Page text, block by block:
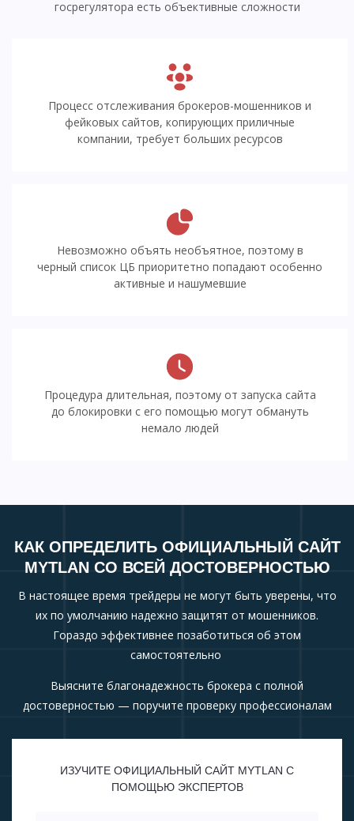
госрегулятора есть объективные сложности
Процесс отслеживания брокеров-мошенников и
фейковых сайтов, копирующих приличные
компании, требует больших ресурсов
Невозможно объять необъятное, поэтому в
черный список ЦБ приоритетно попадают особенно
активные и нашумевшие
Процедура длительная, поэтому от запуска сайта
до блокировки с его помощью могут обмануть
немало людей
КАК ОПРЕДЕЛИТЬ ОФИЦИАЛЬНЫЙ САЙТ
MYTLAN СО ВСЕЙ ДОСТОВЕРНОСТЬЮ
В настоящее время трейдеры не могут быть уверены, что
их по умолчанию надежно защитят от мошенников.
Гораздо эффективнее позаботиться об этом
самостоятельно
Выясните благонадежность брокера с полной
достоверностью — поручите проверку профессионалам
ИЗУЧИТЕ ОФИЦИАЛЬНЫЙ САЙТ MYTLAN С
ПОМОЩЬЮ ЭКСПЕРТОВ